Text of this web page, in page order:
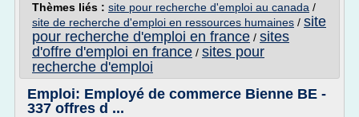
Thèmes liés : site pour recherche d'emploi au canada /
site de recherche d'emploi en ressources humaines / site
pour recherche d'emploi en france / sites
d'offre d'emploi en france / sites pour
recherche d'emploi
Emploi: Employé de commerce Bienne BE -
337 offres d ...